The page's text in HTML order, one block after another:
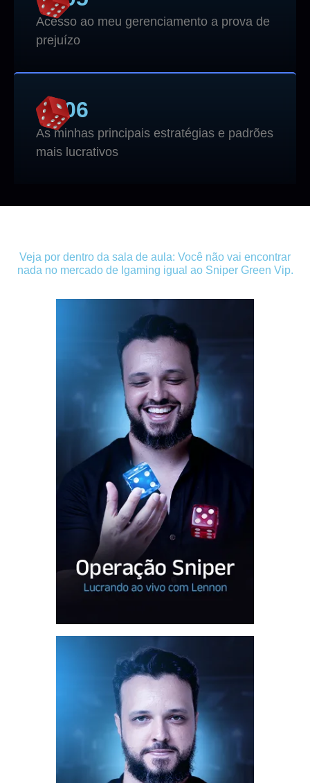
Acesso ao meu gerenciamento a prova de
prejuízo
06
As minhas principais estratégias e padrões
mais lucrativos
Veja por dentro da sala de aula: Você não vai encontrar
nada no mercado de Igaming igual ao Sniper Green Vip.